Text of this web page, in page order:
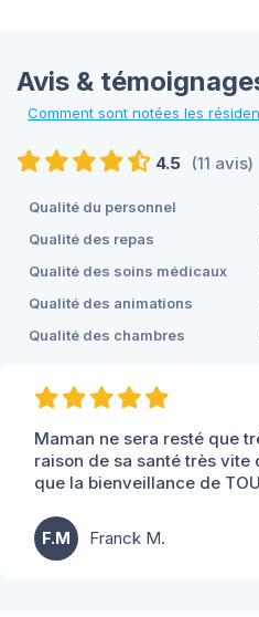
Avis &
Comment sont notées les
4.5 (11 avis)
Qualité du personnel
Qualité des repas
Qualité des soins médicaux
Qualité des animations
Qualité des chambres
Maman ne sera resté que
raison de sa santé très vite
que la bienveillance de
F.M Franck M.